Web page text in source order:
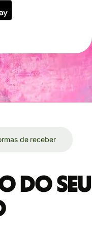
de receber
do seu